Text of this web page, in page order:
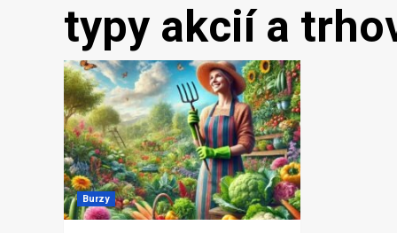
typy akcií a
Burzy